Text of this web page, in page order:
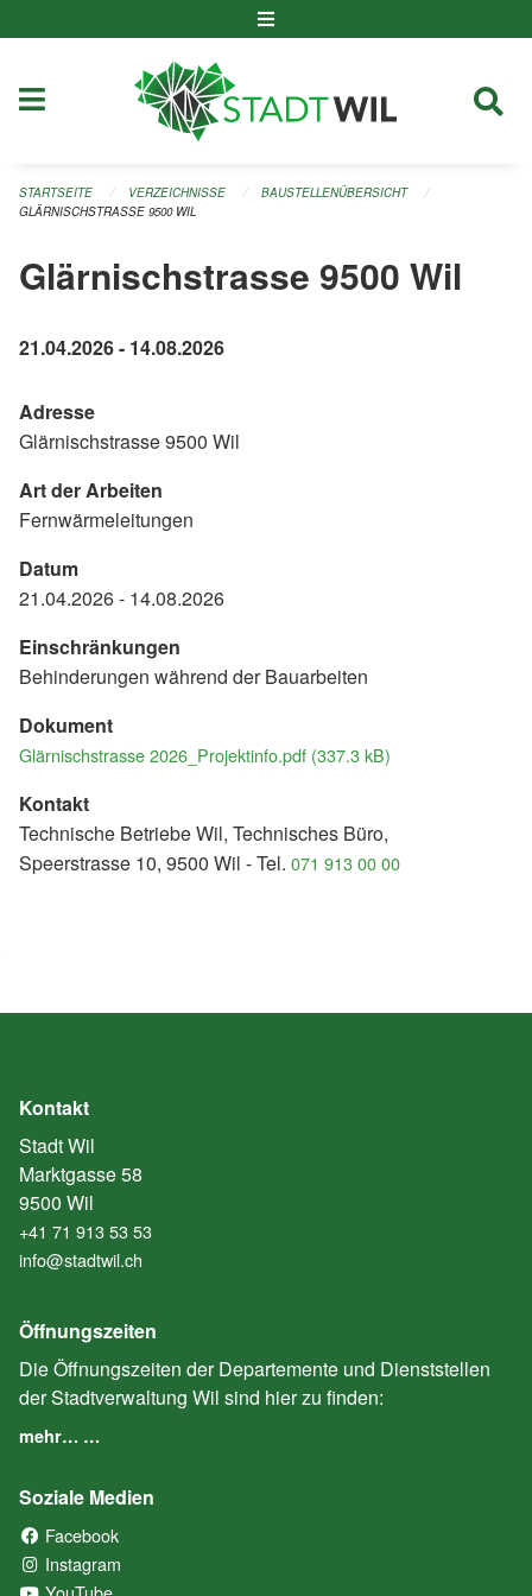
STARTSEITE VERZEICHNISSE
BAUSTELLENÜBERSICHT
GLÄRNISCHSTRASSE 9500 WIL
Glärnischstrasse 9500 Wil
21.04.2026 - 14.08.2026
Adresse
Glärnischstrasse 9500 Wil
Art der Arbeiten
Fernwärmeleitungen
Datum
21.04.2026 - 14.08.2026
Einschränkungen
Behinderungen während der Bauarbeiten
Dokument
Glärnischstrasse 2026_Projektinfo.pdf (337.3 kB)
Kontakt
Technische Betriebe Wil, Technisches Büro,
Speerstrasse 10, 9500 Wil - Tel. 071 913 00 00
Kontakt
Stadt Wil
Marktgasse 58
9500 Wil
+41 71 913 53 53
info@stadtwil.ch
Öffnungszeiten
Die Öffnungszeiten der Departemente und Dienststellen
der Stadtverwaltung Wil sind hier zu finden:
mehr… …
Soziale Medien
Facebook
Instagram